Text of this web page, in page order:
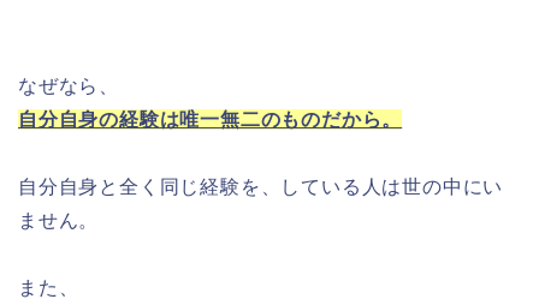
なぜなら、
自分自身の経験は唯一無二のものだから。
自分自身と全く同じ経験を、している人は世の中にい
ません。
また、